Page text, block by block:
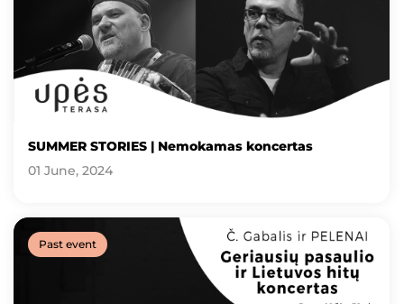
SUMMER STORIES | Nemokamas koncertas
01 June, 2024
Past event